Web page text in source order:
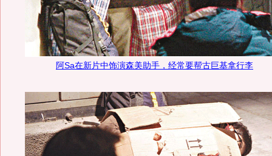
阿Sa在新片中饰演森美助手，经常要帮古巨基拿行李